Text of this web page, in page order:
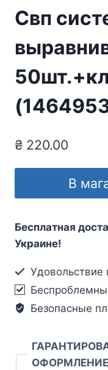
Свп
₴ 220.00
В
Бесплатная
Украине!
Удовольствие
Безопасные
ОФОРМЛЕНИЕ